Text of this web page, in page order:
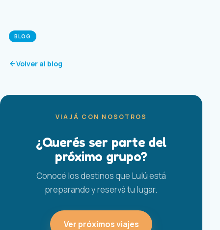
BLOG
Volver al blog
VIAJÁ CON NOSOTROS
¿Querés ser parte del
próximo grupo?
Conocé los destinos que Lulú está
preparando y reservá tu lugar.
Ver próximos viajes